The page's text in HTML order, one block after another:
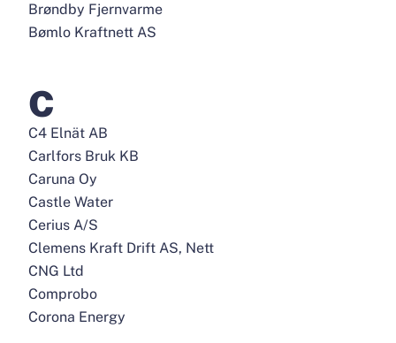
Brøndby Fjernvarme
Bømlo Kraftnett AS
C
C4 Elnät AB
Carlfors Bruk KB
Caruna Oy
Castle Water
Cerius A/S
Clemens Kraft Drift AS, Nett
CNG Ltd
Comprobo
Corona Energy